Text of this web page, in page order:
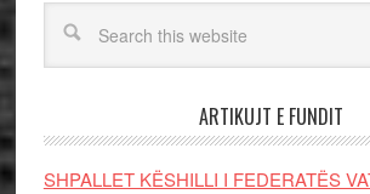
ARTIKUJT E FUNDIT
SHPALLET KËSHILLI I FEDERATËS